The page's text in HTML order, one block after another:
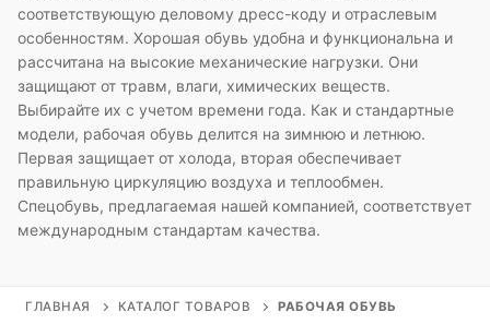
соответствующую деловому дресс-коду и отраслевым
особенностям. Хорошая обувь удобна и функциональна и
рассчитана на высокие механические нагрузки. Они
защищают от травм, влаги, химических веществ.
Выбирайте их с учетом времени года. Как и стандартные
модели, рабочая обувь делится на зимнюю и летнюю.
Первая защищает от холода, вторая обеспечивает
правильную циркуляцию воздуха и теплообмен.
Спецобувь, предлагаемая нашей компанией, соответствует
международным стандартам качества.
ГЛАВНАЯ КАТАЛОГ ТОВАРОВ РАБОЧАЯ ОБУВЬ